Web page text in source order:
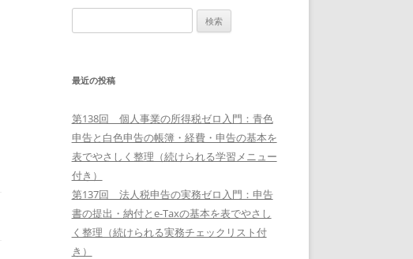
索:
最近の投稿
第138回 個人事業の所得税ゼロ入門：青色
申告と白色申告の帳簿・経費・申告の基本を
表でやさしく整理（続けられる学習メニュー
付き）
第137回 法人税申告の実務ゼロ入門：申告
書の提出・納付とe-Taxの基本を表でやさし
く整理（続けられる実務チェックリスト付
き）